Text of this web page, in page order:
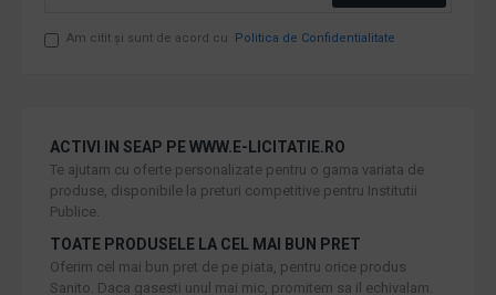
Am citit şi sunt de acord cu Politica de Confidentialitate
ACTIVI IN SEAP PE WWW.E-LICITATIE.RO
Te ajutam cu oferte personalizate pentru o gama variata de
produse, disponibile la preturi competitive pentru Institutii
Publice.
TOATE PRODUSELE LA CEL MAI BUN PRET
Oferim cel mai bun pret de pe piata, pentru orice produs
Sanito. Daca gasesti unul mai mic, promitem sa il echivalam.